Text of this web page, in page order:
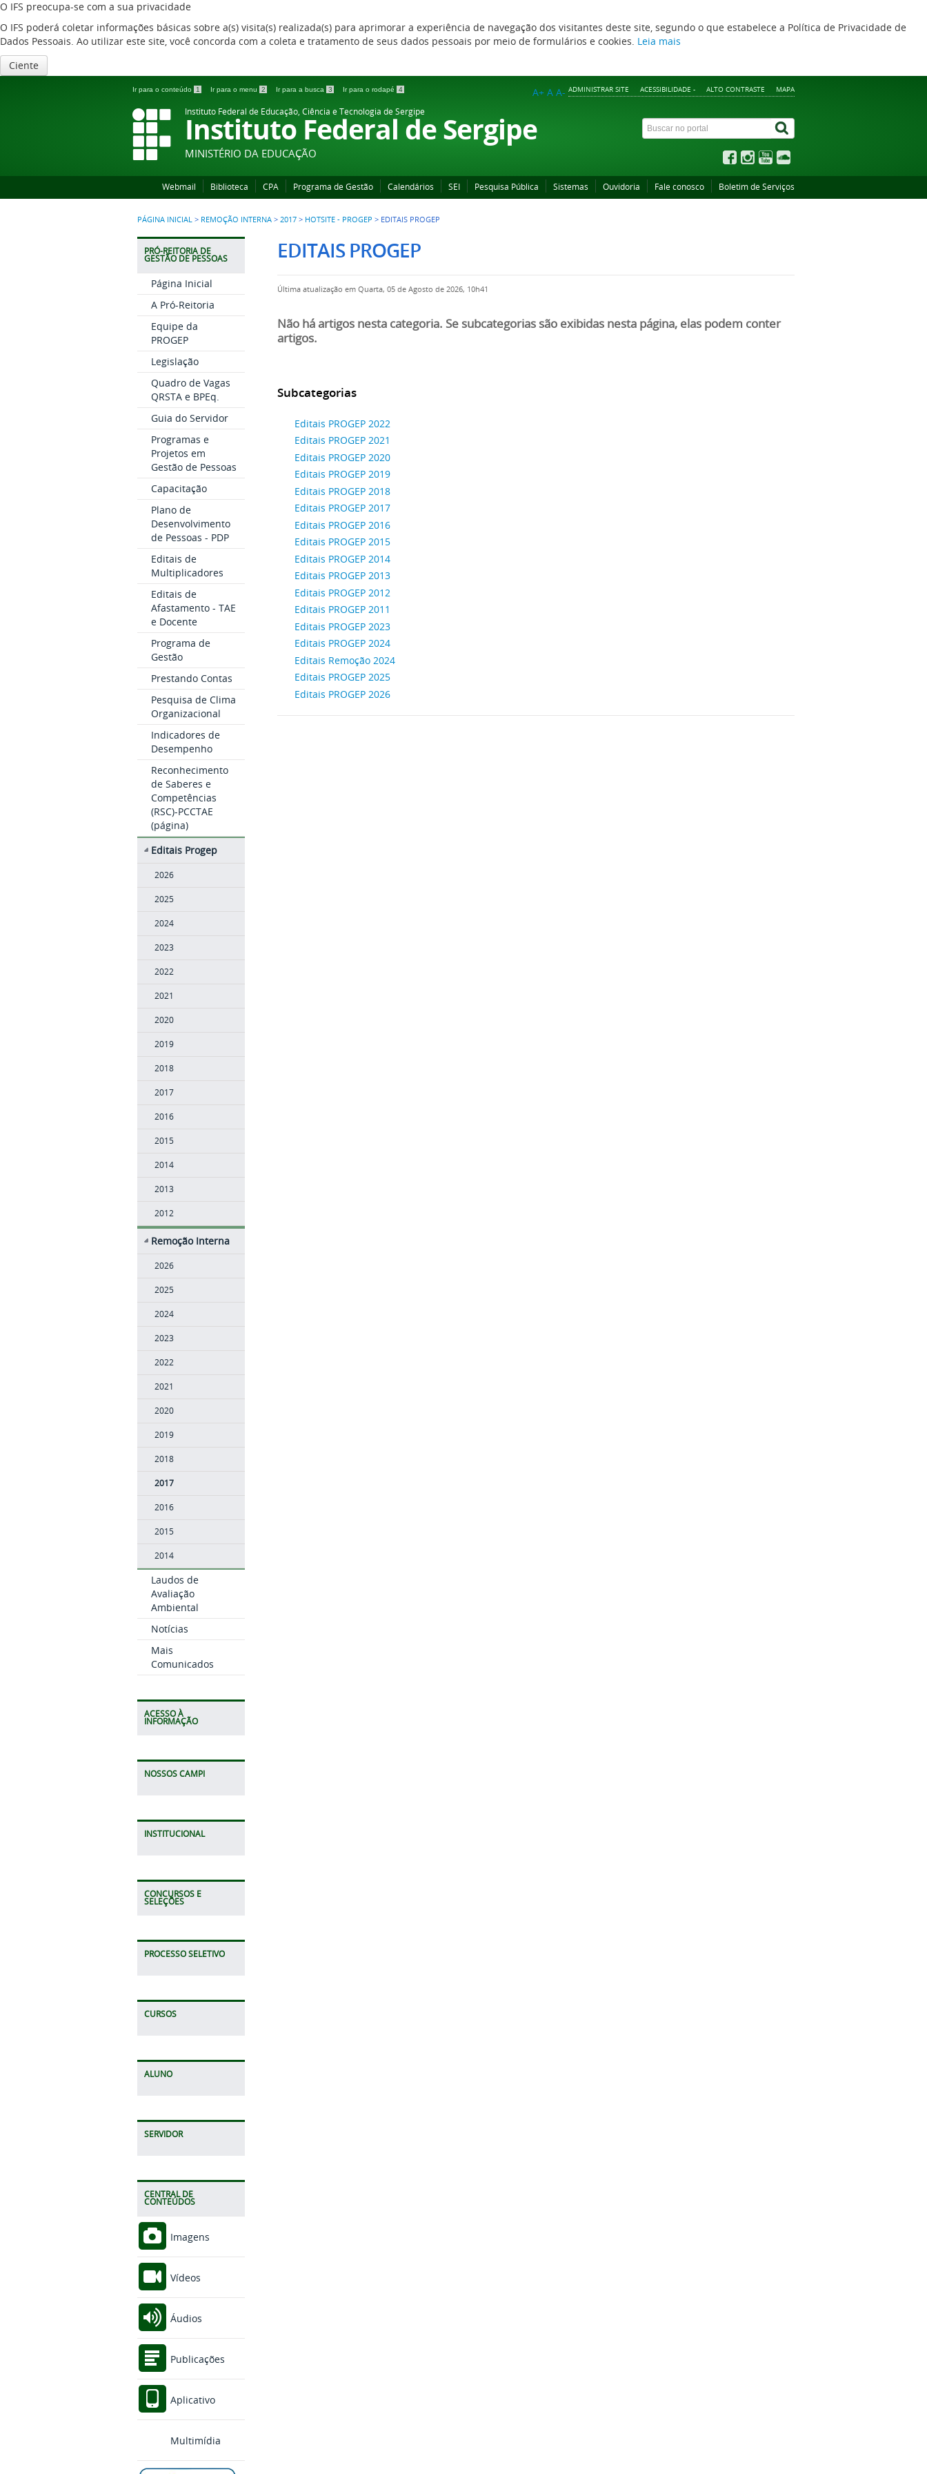
O IFS preocupa-se com a sua privacidade
O IFS poderá coletar informações básicas sobre a(s) visita(s) realizada(s) para aprimorar a experiência de navegação dos visitantes deste site, segundo o que estabelece a Política de Privacidade de
Dados Pessoais. Ao utilizar este site, você concorda com a coleta e tratamento de seus dados pessoais por meio de formulários e cookies. Leia mais
Ciente
Ir para o conteúdo 1 Ir para o menu 2 Ir para a busca 3 Ir para o rodapé 4 ADMINISTRAR SITE ACESSIBILIDADE - ALTO CONTRASTE MAPA
A+ A A-
Instituto Federal de Educação, Ciência e Tecnologia de Sergipe
Instituto Federal de Sergipe
MINISTÉRIO DA EDUCAÇÃO
Webmail Biblioteca CPA Programa de Gestão Calendários SEI Pesquisa Pública Sistemas Ouvidoria Fale conosco Boletim de Serviços
PÁGINA INICIAL > REMOÇÃO INTERNA > 2017 > HOTSITE - PROGEP > EDITAIS PROGEP
PRÓ-REITORIA DE
GESTÃO DE PESSOAS
Página Inicial
A Pró-Reitoria
Equipe da
PROGEP
Legislação
Quadro de Vagas
QRSTA e BPEq.
Guia do Servidor
Programas e
Projetos em
Gestão de Pessoas
Capacitação
Plano de
Desenvolvimento
de Pessoas - PDP
Editais de
Multiplicadores
Editais de
Afastamento - TAE
e Docente
Programa de
Gestão
Prestando Contas
Pesquisa de Clima
Organizacional
Indicadores de
Desempenho
Reconhecimento
de Saberes e
Competências
(RSC)-PCCTAE
(página)
Editais Progep
2026
2025
2024
2023
2022
2021
2020
2019
2018
2017
2016
2015
2014
2013
2012
Remoção Interna
2026
2025
2024
2023
2022
2021
2020
2019
2018
2017
2016
2015
2014
Laudos de
Avaliação
Ambiental
Notícias
Mais
Comunicados
ACESSO À
INFORMAÇÃO
NOSSOS CAMPI
INSTITUCIONAL
CONCURSOS E
SELEÇÕES
PROCESSO SELETIVO
CURSOS
ALUNO
SERVIDOR
CENTRAL DE
CONTEÚDOS
Imagens
Vídeos
Áudios
Publicações
Aplicativo
Multimídia
EDITAIS PROGEP
Última atualização em Quarta, 05 de Agosto de 2026, 10h41
Não há artigos nesta categoria. Se subcategorias são exibidas nesta página, elas podem conter
artigos.
Subcategorias
Editais PROGEP 2022
Editais PROGEP 2021
Editais PROGEP 2020
Editais PROGEP 2019
Editais PROGEP 2018
Editais PROGEP 2017
Editais PROGEP 2016
Editais PROGEP 2015
Editais PROGEP 2014
Editais PROGEP 2013
Editais PROGEP 2012
Editais PROGEP 2011
Editais PROGEP 2023
Editais PROGEP 2024
Editais Remoção 2024
Editais PROGEP 2025
Editais PROGEP 2026